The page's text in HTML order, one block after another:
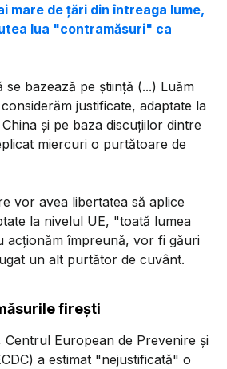
mare de ţări din întreaga lume,
lua "contramăsuri" ca
bazează pe ştiinţă (...) Luăm
justificate, adaptate la
şi pe baza discuţiilor dintre
miercuri o purtătoare de
vor avea libertatea să aplice
la nivelul UE, "toată lumea
acţionăm împreună, vor fi găuri
un alt purtător de cuvânt.
firești
Centrul European de Prevenire şi
a estimat "nejustificată" o